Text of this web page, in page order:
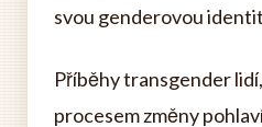
svou genderovou
Příběhy transgender
procesem změny